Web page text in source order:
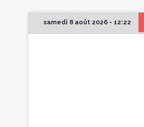
samedi 8 août 2026 - 12:22